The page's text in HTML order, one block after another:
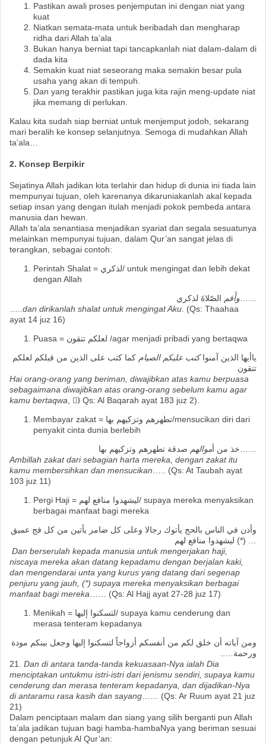
Pastikan awali proses penjemputan ini dengan niat yang
kuat
Niatkan semata-mata untuk beribadah dan mengharap
ridha dari Allah ta’ala
Bukan hanya berniat tapi tancapkanlah niat dalam-dalam di
dada kita
Semakin kuat niat seseorang maka semakin besar pula
usaha yang akan di tempuh.
Dan yang terakhir pastikan juga kita rajin meng-update niat
jika memang di perlukan.
Kalau kita sudah siap berniat untuk menjemput jodoh, sekarang
mari beralih ke konsep selanjutnya. Semoga di mudahkan Allah
ta’ala…
2. Konsep Berpikir
Sejatinya Allah jadikan kita terlahir dan hidup di dunia ini tiada lain
mempunyai tujuan, oleh karenanya dikaruniakanlah akal kepada
setiap insan yang dengan itulah menjadi pokok pembeda antara
manusia dan hewan.
Allah ta’ala senantiasa menjadikan syariat dan segala sesuatunya
melainkan mempunyai tujuan, dalam Qur’an sangat jelas di
terangkan, sebagai contoh:
Perintah Shalat = لذكري/ untuk mengingat dan lebih dekat
dengan Allah
وأَقم
dan dirikanlah shalat untuk mengingat Aku . (Qs: Thaahaa
ayat 14 juz 16)
Puasa = لعلكم تتقون /agar menjadi pribadi yang bertaqwa
ياأيها الذين آمنواكتب عليكم الصيام كما كتب على الذين من قبلكم لعلكم
تتقون
Hai orang-orang yang beriman, diwajibkan atas kamu berpuasa
sebagaimana diwajibkan atas orang-orang sebelum kamu agar
kamu bertaqwa , )َ Qs: Al Baqarah ayat 183 juz 2).
Membayar zakat = تطهرهم وتزكيهم بها/mensucikan diri dari
penyakit cinta dunia berlebih
خذ من أموالهم
Ambillah zakat dari sebagian harta mereka, dengan zakat itu
kamu membersihkan dan mensucikan ….. (Qs: At Taubah ayat
103 juz 11)
Pergi Haji = ليشهدوا منافع لهم/ supaya mereka menyaksikan
berbagai manfaat bagi mereka
وأذن في الناس بالحج يأتوك رجالا وعلى كل ضامر يأتين من كل فج عميق
Dan berserulah kepada manusia untuk mengerjakan haji,
niscaya mereka akan datang kepadamu dengan berjalan kaki,
dan mengendarai unta yang kurus yang datang dari segenap
penjuru yang jauh, (*) supaya mereka menyaksikan berbagai
manfaat bagi mereka …… (Qs: Al Hajj ayat 27-28 juz 17)
Menikah = لتسكنوا إليها/ supaya kamu cenderung dan
merasa tenteram kepadanya
ومن آياته أن خلق لكم من أنفسكم أزواجاً لتسكنوا إليها وجعل بينكم مودة
ورحمة…..
21. Dan di antara tanda-tanda kekuasaan-Nya ialah Dia
menciptakan untukmu istri-istri dari jenismu sendiri, supaya kamu
cenderung dan merasa tenteram kepadanya, dan dijadikan-Nya
di antaramu rasa kasih dan sayang …… (Qs: Ar Ruum ayat 21 juz
21)
Dalam penciptaan malam dan siang yang silih berganti pun Allah
ta’ala jadikan tujuan bagi hamba-hambaNya yang beriman sesuai
dengan petunjuk Al Qur’an: